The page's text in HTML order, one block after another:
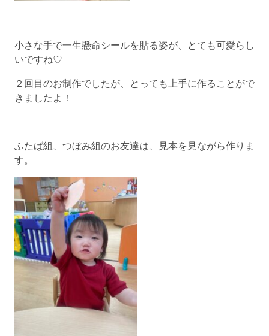
小さな手で一生懸命シールを貼る姿が、とても可愛らし
いですね♡
２回目のお制作でしたが、とっても上手に作ることがで
きましたよ！
ふたば組、つぼみ組のお友達は、見本を見ながら作りま
す。